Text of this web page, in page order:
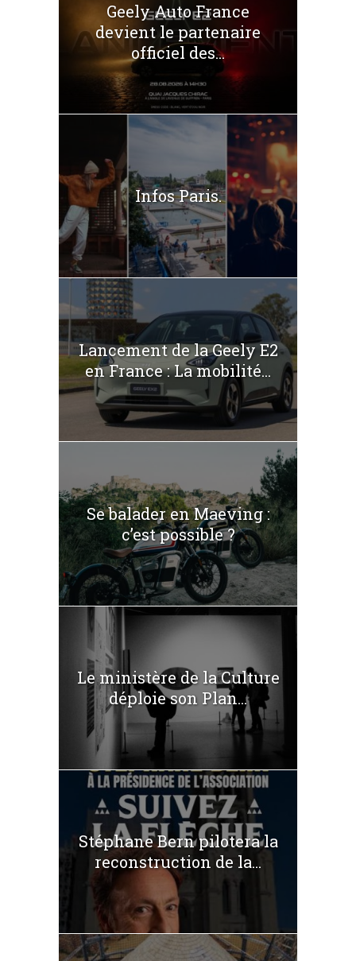
Geely Auto France
devient le partenaire
officiel des...
Infos Paris.
Lancement de la Geely E2
en France : La mobilité...
Se balader en Maeving :
c’est possible ?
Le ministère de la Culture
déploie son Plan...
Stéphane Bern pilotera la
reconstruction de la...